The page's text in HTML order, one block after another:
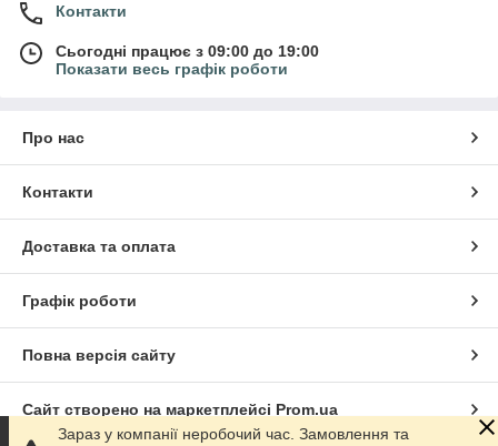
Контакти
Сьогодні працює з 09:00 до 19:00
Показати весь графік роботи
Про нас
Контакти
Доставка та оплата
Графік роботи
Повна версія сайту
Сайт створено на маркетплейсі Prom.ua
Зараз у компанії неробочий час. Замовлення та